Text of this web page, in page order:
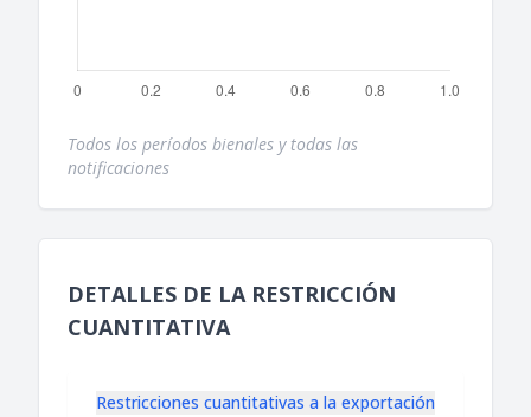
Todos los períodos bienales y todas las
notificaciones
DETALLES DE LA RESTRICCIÓN
CUANTITATIVA
Restricciones cuantitativas a la exportación